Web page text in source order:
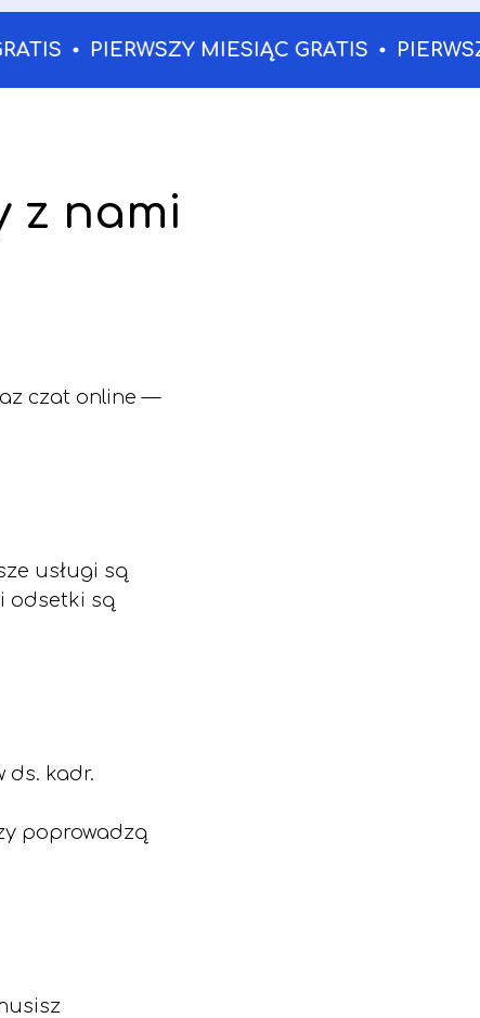
PIERWSZY MIESIĄC GRATIS PIERWSZY
z nami
czat online —
usługi są
odsetki są
ds. kadr.
poprowadzą